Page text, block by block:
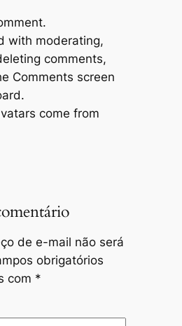
with moderating,
comments,
Comments screen
come from
de e-mail não será
obrigatórios
com *